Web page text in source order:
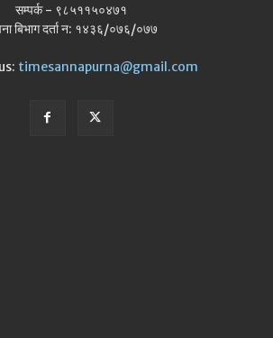
सम्पर्क - ९८५११५०४७१
बिभाग दर्ता न: १४३६/०७६/०७७
timesannapurna@gmail.com